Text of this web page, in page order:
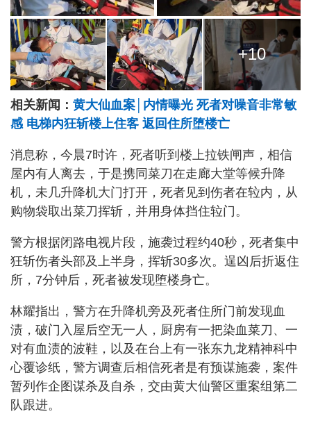
+10
相关新闻： 黄大仙血案│内情曝光 死者对噪音非常敏
感 电梯内狂斩楼上住客 返回住所堕楼亡
消息称，今晨7时许，死者听到楼上拉铁闸声，相信
屋内有人离去，于是携同菜刀在走廊大堂等候升降
机，未几升降机大门打开，死者见到伤者在䢂内，从
购物袋取出菜刀挥斩，并用身体挡住䢂门。
警方根据闭路电视片段，施袭过程约40秒，死者集中
狂斩伤者头部及上半身，挥斩30多次。逞凶后折返住
所，7分钟后，死者被发现堕楼身亡。
林耀指出，警方在升降机旁及死者住所门前发现血
渍，破门入屋后空无一人，厨房有一把染血菜刀、一
对有血渍的波鞋，以及在台上有一张东九龙精神科中
心覆诊纸，警方调查后相信死者是有预谋施袭，案件
暂列作企图谋杀及自杀，交由黄大仙警区重案组第二
队跟进。